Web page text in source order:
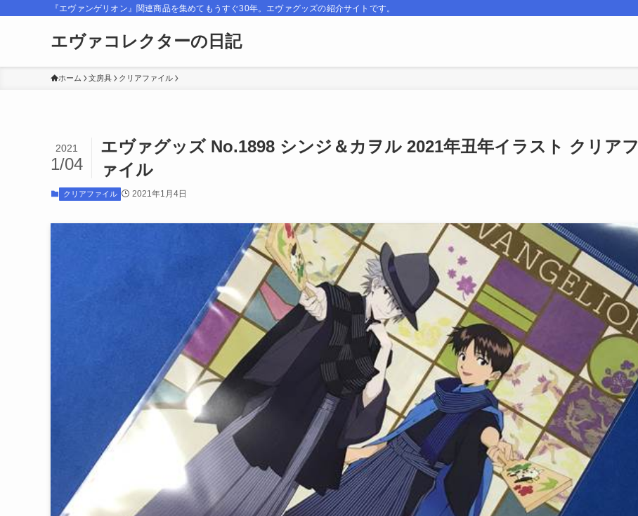
『エヴァンゲリオン』関連商品を集めてもうすぐ30年。エヴァグッズの紹介サイトです。
エヴァコレクターの日記
ホーム 文房具 クリアファイル
エヴァグッズ No.1898 シンジ＆カヲル 2021年丑年イラスト クリアフ
ァイル
2021
1/04
クリアファイル 2021年1月4日